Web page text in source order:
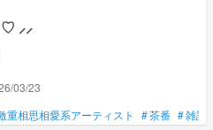
♡ ⸝⸝
03/23
重相思相愛系アーティスト #茶番 #雑誌